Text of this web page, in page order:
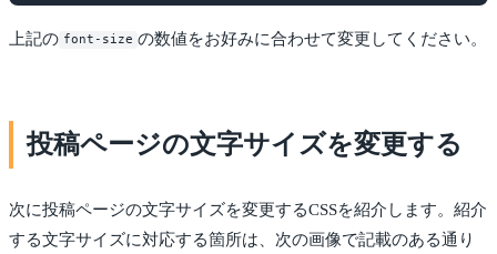
上記の font-size の数値をお好みに合わせて変更してください。
投稿ページの文字サイズを変更する
次に投稿ページの文字サイズを変更するCSSを紹介します。紹介
する文字サイズに対応する箇所は、次の画像で記載のある通り